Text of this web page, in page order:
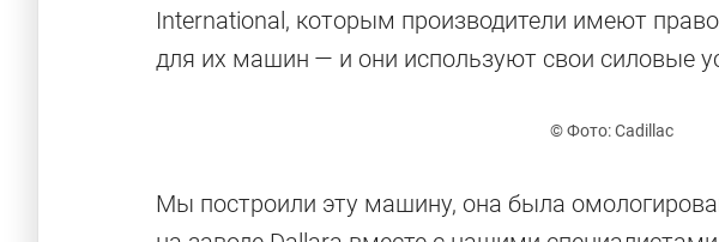
International, которым производители имеют
для их машин — и они используют свои силовые
© Фото: Cadillac
Мы построили эту машину, она была